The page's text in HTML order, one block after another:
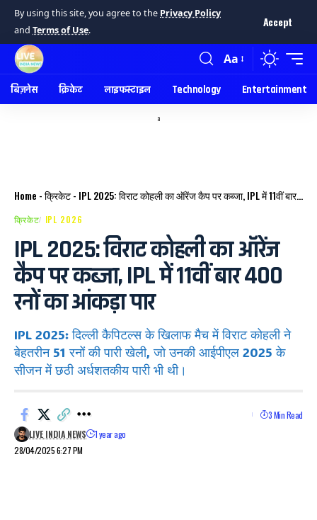
By using this site, you agree to the Privacy Policy
and Terms of Use.
Accept
Aa
बिज़नेस क्रिकेट लाइफस्टाइल Technology Entertainment
a
Home -क्रिकेट- IPL 2025: विराट कोहली का ऑरेंज कैप पर कब्जा, IPL में 11वीं बार 400 रनों का आंकड़ा पार
क्रिकेट IPL 2026
IPL 2025: विराट कोहली का ऑरेंज
कैप पर कब्जा, IPL में 11वीं बार 400
रनों का आंकड़ा पार
IPL 2025: दिल्ली कैपिटल्स के खिलाफ मैच में विराट कोहली ने
बेहतरीन 51 रनों की पारी खेली, जो उनकी आईपीएल 2025 के
सीजन में छठी अर्धशतकीय पारी भी थी।
28/04/2025 6:27 PM
LIVE INDIA NEWS 1 year ago
3 Min Read